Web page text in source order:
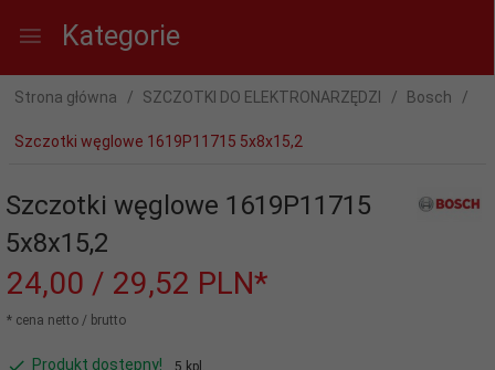
Kategorie
Strona główna SZCZOTKI DO ELEKTRONARZĘDZI Bosch
Szczotki węglowe 1619P11715 5x8x15,2
Szczotki węglowe 1619P11715
5x8x15,2
24,00 / 29,52 PLN*
* cena netto / brutto
Produkt dostępny! 5 kpl.